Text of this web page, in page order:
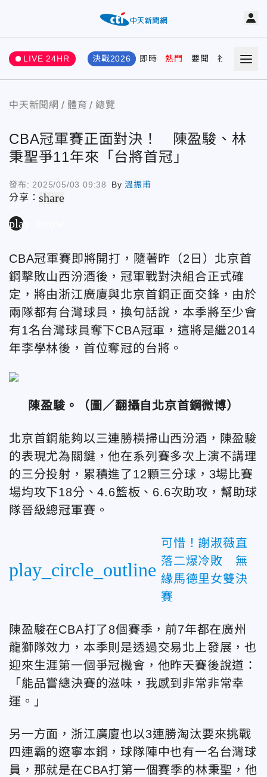
LIVE 24HR 決戰2026 即時 熱門 要聞 社會 娛樂
中天新聞網 體育 總覽
CBA冠軍賽正面對決！ 陳盈駿、林
秉聖爭11年來「台將首冠」
發布: 2025/05/03 09:38 By溫振甫
分享：share
play_arrow
CBA冠軍賽即將開打，隨著昨（2日）北京首
鋼擊敗山西汾酒後，冠軍戰對決組合正式確
定，將由浙江廣廈與北京首鋼正面交鋒，由於
兩隊都有台灣球員，換句話說，本季將至少會
有1名台灣球員奪下CBA冠軍，這將是繼2014
年李學林後，首位奪冠的台將。
陳盈駿。（圖／翻攝自北京首鋼微博）
北京首鋼能夠以三連勝橫掃山西汾酒，陳盈駿
的表現尤為關鍵，他在系列賽多次上演不講理
的三分投射，累積進了12顆三分球，3場比賽
場均攻下18分、4.6籃板、6.6次助攻，幫助球
隊晉級總冠軍賽。
play_circle_outline
可惜！謝淑薇直
落二爆冷敗 無
緣馬德里女雙決
賽
陳盈駿在CBA打了8個賽季，前7年都在廣州
龍獅隊效力，本季則是透過交易北上發展，也
迎來生涯第一個爭冠機會，他昨天賽後說道：
「能品嘗總決賽的滋味，我感到非常非常幸
運。」
另一方面，浙江廣廈也以3連勝淘汰要來挑戰
四連霸的遼寧本鋼，球隊陣中也有一名台灣球
員，那就是在CBA打第一個賽季的林秉聖，他